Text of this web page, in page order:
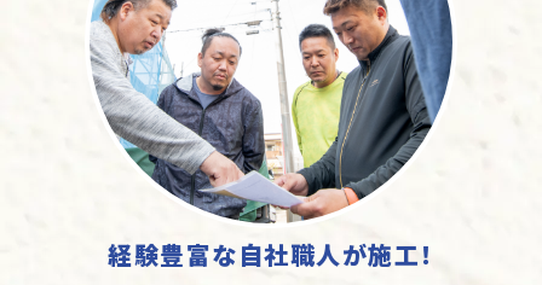
経験豊富な自社職人が施工！